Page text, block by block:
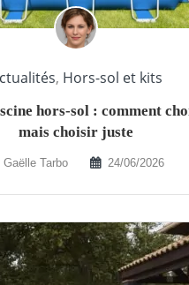
, Hors-sol et kits
hors-sol : comment
mais choisir juste
Gaëlle Tarbo 24/06/2026